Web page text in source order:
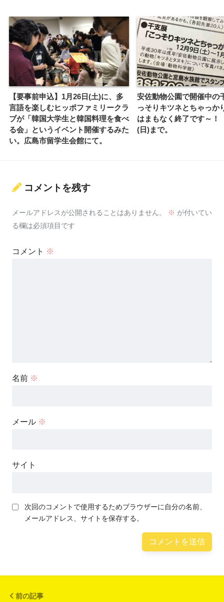
【要事前申込】1月26日(土)に、多
言語を楽しむヒッポファミリークラ
ブが「韓国大学生と韓国料理を食べ
る会」というイベント開催するみた
い。広島市留学生会館にて。
安佐動物公園で開催中の
っそりキツネとちゃっか
はまもなく終了です～
(日)まで。
コメントを残す
メールアドレスが公開されることはありません。 ※ が付いてい
る欄は必須項目です
コメント ※
名前 ※
メール ※
サイト
次回のコメントで使用するためブラウザーに自分の名前、
メールアドレス、サイトを保存する。
前の記事